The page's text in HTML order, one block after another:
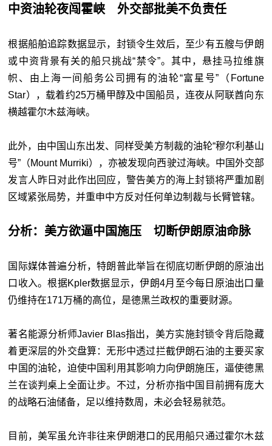
中资油轮夜闯霍峡 外交部批美不负责任
根据船舶追踪数据显示，封锁令生效后，至少有五艘与伊朗
或中资背景有关的船只挑战“禁令”。其中，悬挂马拉维旗
帜、由上海一间船务公司拥有的油轮“富星号”（Fortune
Star），载着约25万桶甲醇及中国船员，连夜从阿联酋向东
横越霍尔木兹海峡。
此外，由中国山东出发、同样受美方制裁的油轮“穆尔利基山
号”（Mount Murriki），亦被发现向西驶过海峡。中国外交部
发言人昨日对此作出回应，警告美方的海上封锁将严重加剧
区域紧张局势，并重申中方反对任何单边制裁与长臂管辖。
分析：美方欲逼中国施压 切断伊朗原油命脉
国际媒体普遍分析，特朗普此举旨在彻底切断伊朗的原油出
口收入。根据Kpler数据显示，伊朗4月至今每日原油出口量
仍维持在171万桶的高位，是德黑兰政权的重要财源。
著名能源分析师Javier Blas指出，美方实施封锁令背后隐藏
着更深层的外交盘算：无形中透过拦截伊朗石油的主要买家
中国的油轮，迫使中国利用其影响力向伊朗施压，逼使德黑
兰在谈判桌上全面让步。不过，分析亦指中国目前拥有庞大
的战略石油储备，足以维持数周，未必会轻易就范。
目前，美军虽允许非往来伊朗港口的民用船只通过霍尔木兹